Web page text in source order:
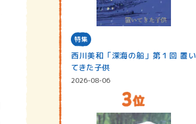
特集
西川美和「深海の船」第１回 置い
てきた子供
2026-08-06